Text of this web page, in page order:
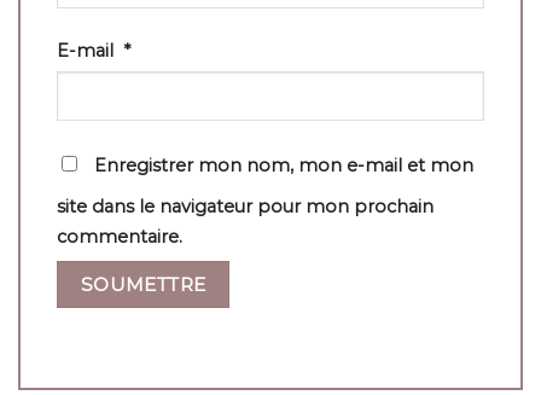
E-mail *
Enregistrer mon nom, mon e-mail et mon
site dans le navigateur pour mon prochain
commentaire.